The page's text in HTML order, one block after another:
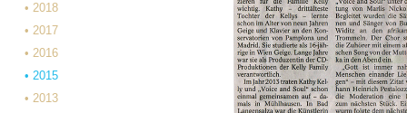
• 2018
• 2017
• 2016
• 2015
• 2013